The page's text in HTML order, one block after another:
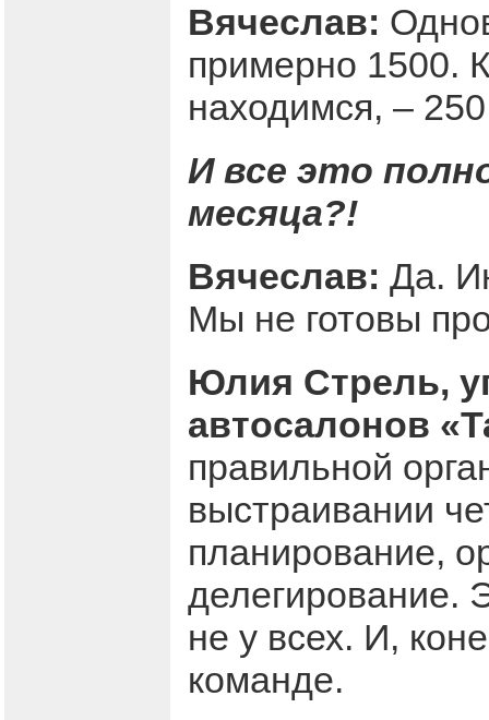
Вячеслав:
примерно 1500.
находимся, –
И все это
месяца?!
Вячеслав: Да.
Мы не готовы
Юлия Стрель,
автосалонов
правильной
выстраивании
планирование,
делегирование.
не у всех. И,
команде.